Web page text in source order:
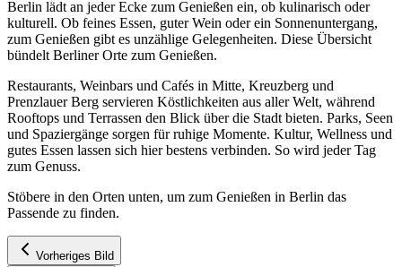
Berlin lädt an jeder Ecke zum Genießen ein, ob kulinarisch oder
kulturell. Ob feines Essen, guter Wein oder ein Sonnenuntergang,
zum Genießen gibt es unzählige Gelegenheiten. Diese Übersicht
bündelt Berliner Orte zum Genießen.
Restaurants, Weinbars und Cafés in Mitte, Kreuzberg und
Prenzlauer Berg servieren Köstlichkeiten aus aller Welt, während
Rooftops und Terrassen den Blick über die Stadt bieten. Parks, Seen
und Spaziergänge sorgen für ruhige Momente. Kultur, Wellness und
gutes Essen lassen sich hier bestens verbinden. So wird jeder Tag
zum Genuss.
Stöbere in den Orten unten, um zum Genießen in Berlin das
Passende zu finden.
Vorheriges Bild